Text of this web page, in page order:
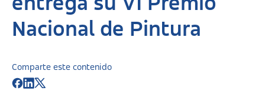
Nacional de Pintura
Comparte este contenido